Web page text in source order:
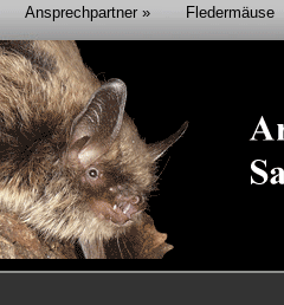
Ansprechpartner Fledermäuse